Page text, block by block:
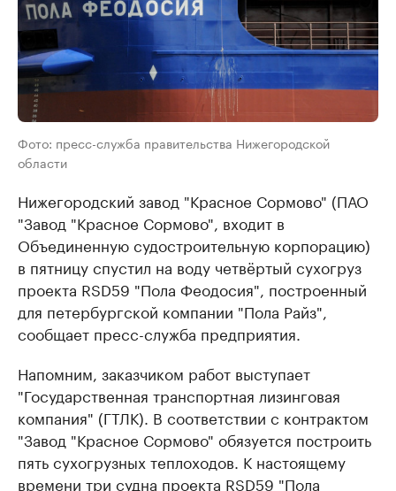
Фото: пресс-служба правительства Нижегородской
области
Нижегородский завод "Красное Сормово" (ПАО
"Завод "Красное Сормово", входит в
Объединенную судостроительную корпорацию)
в пятницу спустил на воду четвёртый сухогруз
проекта RSD59 "Пола Феодосия", построенный
для петербургской компании "Пола Райз",
сообщает пресс-служба предприятия.
Напомним, заказчиком работ выступает
"Государственная транспортная лизинговая
компания" (ГТЛК). В соответствии с контрактом
"Завод "Красное Сормово" обязуется построить
пять сухогрузных теплоходов. К настоящему
времени три судна проекта RSD59 "Пола